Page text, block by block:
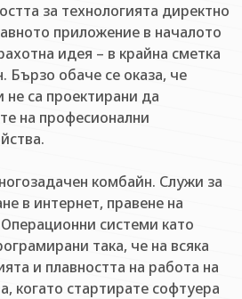
за технологията директно
приложение в началото
идея – в крайна сметка
Бързо обаче се оказа, че
са проектирани да
на професионални
комбайн. Служи за
в интернет, правене на
системи като
така, че на всяка
и плавността на работа на
когато стартирате софтуера